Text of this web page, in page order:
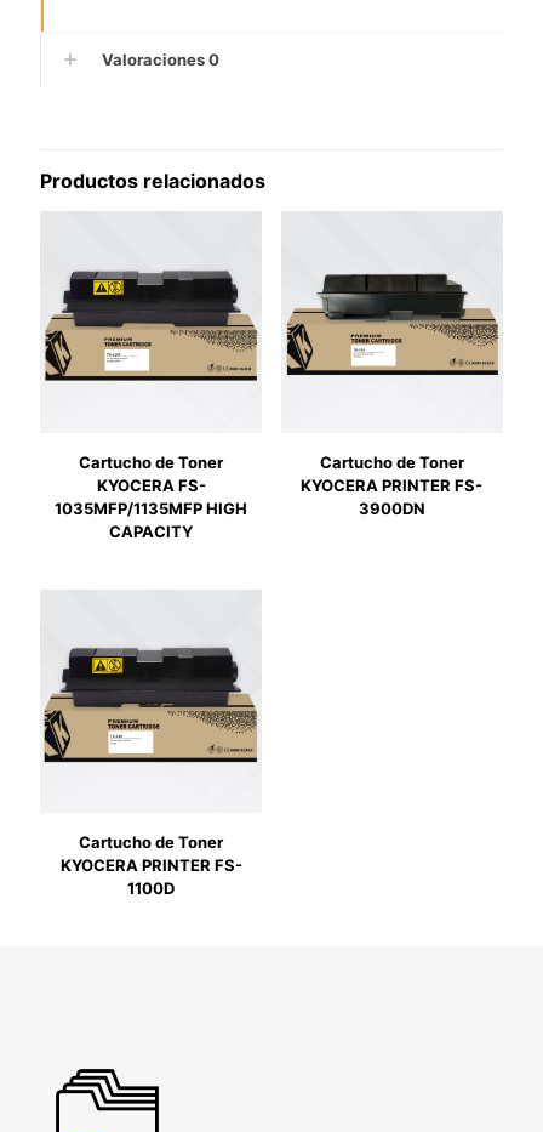
Valoraciones0
Productos relacionados
Cartucho de Toner
KYOCERA FS-
1035MFP/1135MFP HIGH
CAPACITY
Cartucho de Toner
KYOCERA PRINTER FS-
3900DN
Cartucho de Toner
KYOCERA PRINTER FS-
1100D